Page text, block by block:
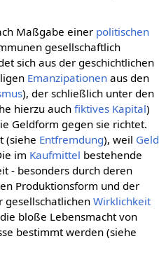
Maßgabe einer politischen
gesellschaftlich
sich aus der geschichtlichen
Emanzipationen aus den
), der schließlich unter den
hierzu auchfiktives Kapital)
Geldform gegen sie richtet.
(siehe Entfremdung), weil Geld
im Kaufmittel bestehende
- besonders durch deren
Produktionsform und der
gesellschatlichenWirklichkeit
bloße Lebensmacht von
bestimmt werden (siehe